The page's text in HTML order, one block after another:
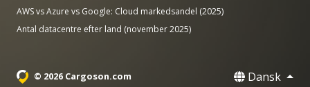
AWS vs Azure vs Google: Cloud markedsandel (2025)
Antal datacentre efter land (november 2025)
© 2026 Cargoson.com Dansk